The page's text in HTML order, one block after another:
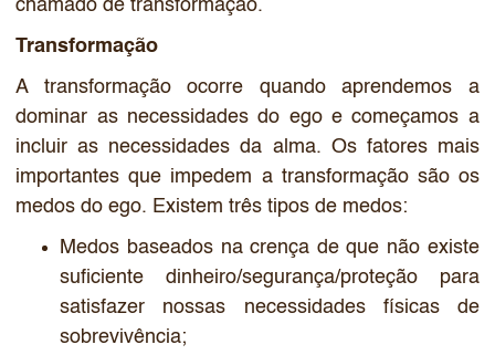
chamado de transformação.
Transformação
A transformação ocorre quando aprendemos a
dominar as necessidades do ego e começamos a
incluir as necessidades da alma. Os fatores mais
importantes que impedem a transformação são os
medos do ego. Existem três tipos de medos:
Medos baseados na crença de que não existe
suficiente dinheiro/segurança/proteção para
satisfazer nossas necessidades físicas de
sobrevivência;